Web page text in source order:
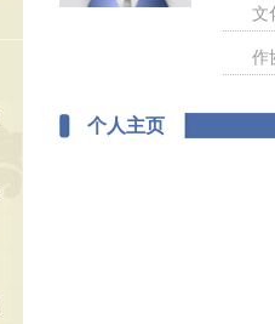
文
作
个人主页